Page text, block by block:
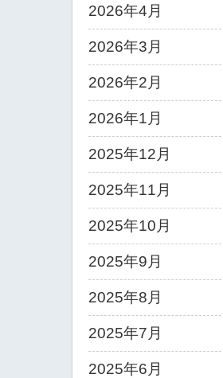
2026年4月
2026年3月
2026年2月
2026年1月
2025年12月
2025年11月
2025年10月
2025年9月
2025年8月
2025年7月
2025年6月